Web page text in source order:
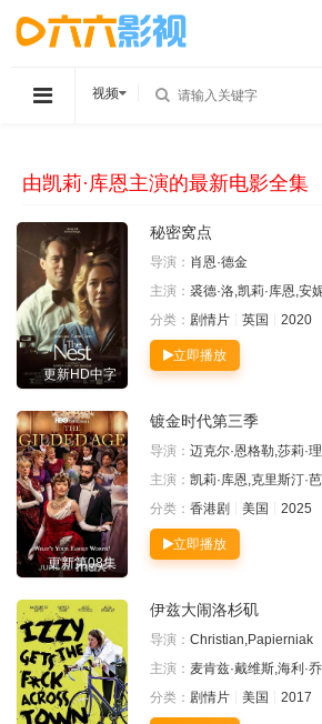
视频
由凯莉·库恩主演的最新电影全集
更新HD中字
秘密窝点
导演： 肖恩·德金
主演： 裘德·洛,凯莉·库恩,安
分类： 剧情片 英国 2020
立即播放
更新第08集
镀金时代第三季
导演： 迈克尔·恩格勒,莎莉·
主演： 凯莉·库恩,克里斯汀·
分类： 香港剧 美国 2025
立即播放
伊兹大闹洛杉矶
导演： Christian,Papierniak
主演： 麦肯兹·戴维斯,海利·
分类： 剧情片 美国 2017